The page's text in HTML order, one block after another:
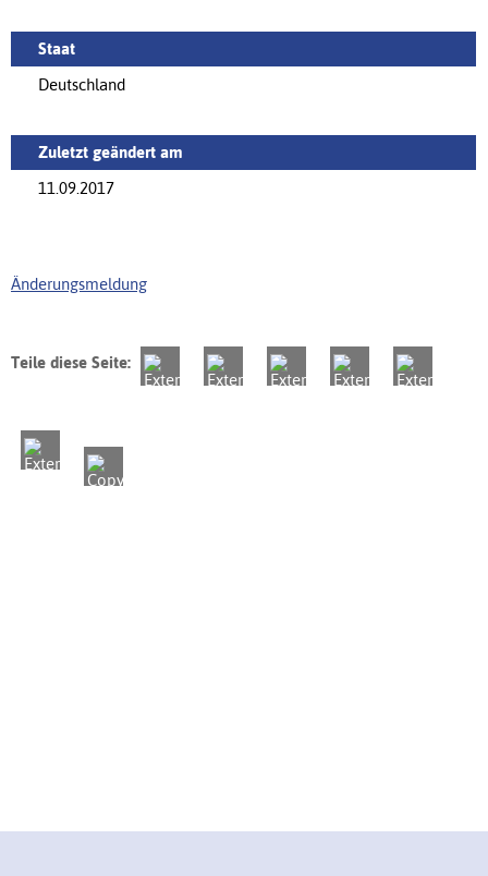
Staat
Deutschland
Zuletzt geändert am
11.09.2017
Änderungsmeldung
Teile diese Seite: